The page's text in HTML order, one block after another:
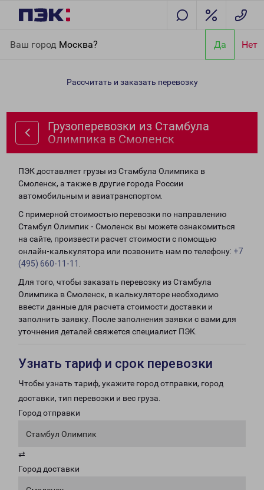
Ваш город Москва? Да Нет
Олимпика в Смоленск
Рассчитать и заказать перевозку
Грузоперевозки из Стамбула
Олимпика в Смоленск
ПЭК доставляет грузы из Стамбула Олимпика в
Смоленск, а также в другие города России
автомобильным и авиатранспортом.
С примерной стоимостью перевозки по направлению
Стамбул Олимпик - Смоленск вы можете ознакомиться
на сайте, произвести расчет стоимости с помощью
онлайн-калькулятора или позвонить нам по телефону: +7
(495) 660-11-11
Для того, чтобы заказать перевозку из Стамбула
Олимпика в Смоленск, в калькуляторе необходимо
ввести данные для расчета стоимости доставки и
заполнить заявку. После заполнения заявки с вами для
уточнения деталей свяжется специалист ПЭК.
Узнать тариф и срок перевозки
Чтобы узнать тариф, укажите город отправки, город
доставки, тип перевозки и вес груза.
Город отправки
Стамбул Олимпик
⇄
Город доставки